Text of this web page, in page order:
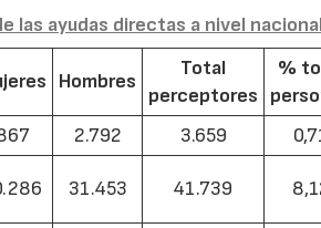
las ayudas directas a nivel
Hombres
Total
perceptores
%
2.792 3.659
31.453 41.739